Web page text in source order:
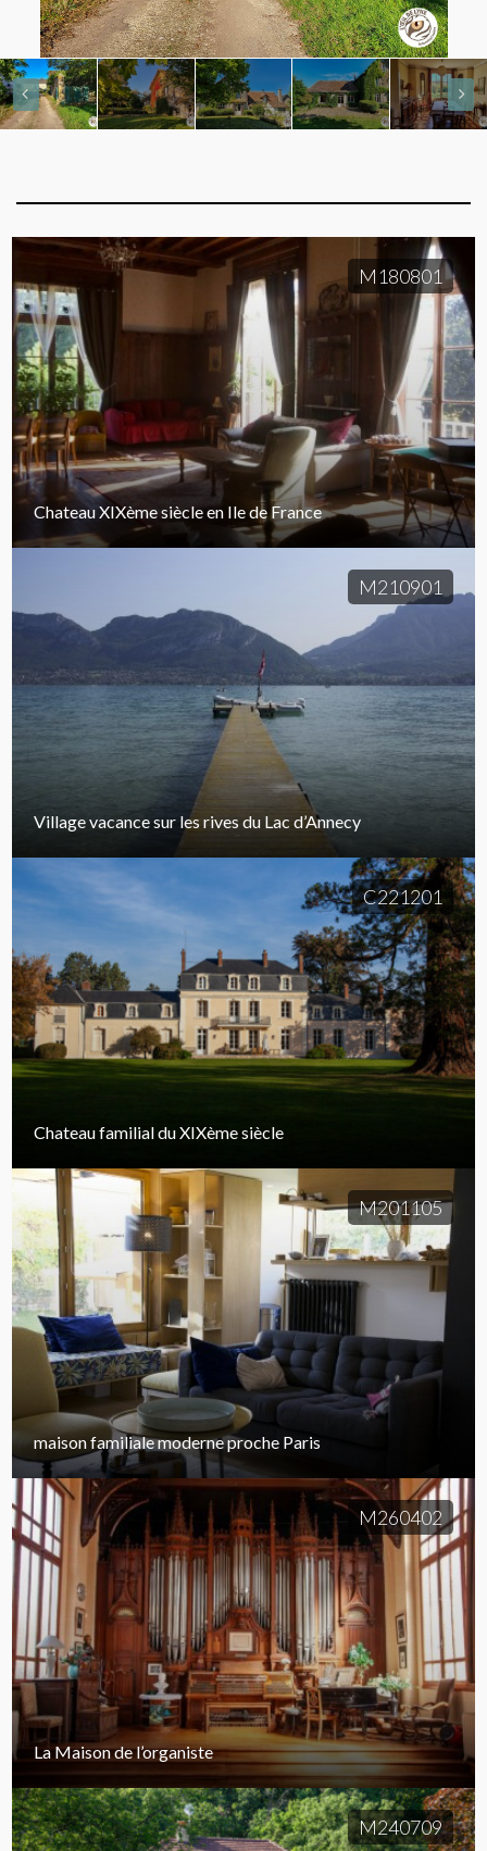
M180801
Chateau XIXème siècle en Ile de France
M210901
Village vacance sur les rives du Lac d’Annecy
C221201
Chateau familial du XIXème siècle
M201105
maison familiale moderne proche Paris
M260402
La Maison de l’organiste
M240709